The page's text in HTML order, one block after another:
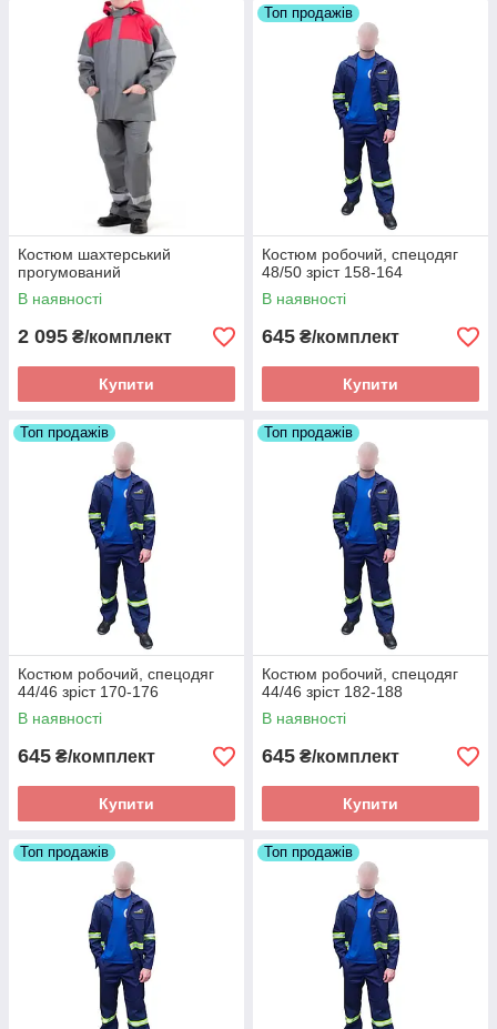
Костюм шахтерський
прогумований
В наявності
2 095 ₴/комплект
Купити
Топ продажів
Костюм робочий, спецодяг
48/50 зріст 158-164
В наявності
645 ₴/комплект
Купити
Топ продажів
Костюм робочий, спецодяг
44/46 зріст 170-176
В наявності
645 ₴/комплект
Купити
Топ продажів
Костюм робочий, спецодяг
44/46 зріст 182-188
В наявності
645 ₴/комплект
Купити
Топ продажів Топ продажів